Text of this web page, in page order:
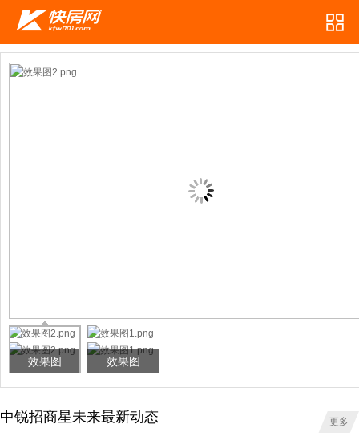
效果图 效果图
中锐招商星未来最新动态 更多